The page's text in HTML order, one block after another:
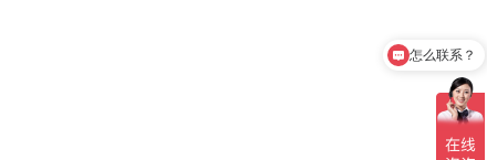
怎么联系？